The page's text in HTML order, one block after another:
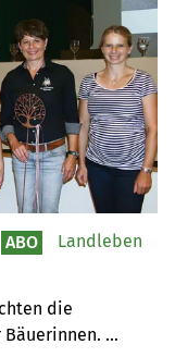
die
ABO Landleben